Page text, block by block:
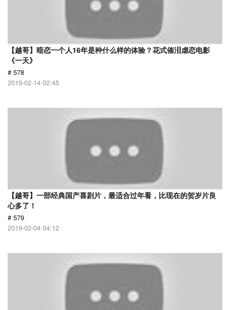
【越哥】暗恋一个人16年是种什么样的体验？花式催泪虐恋电影
《一天》
# 578
2019-02-14 02:45
【越哥】一部经典国产喜剧片，最适合过年看，比现在的贺岁片良
心多了！
# 579
2019-02-04 04:12